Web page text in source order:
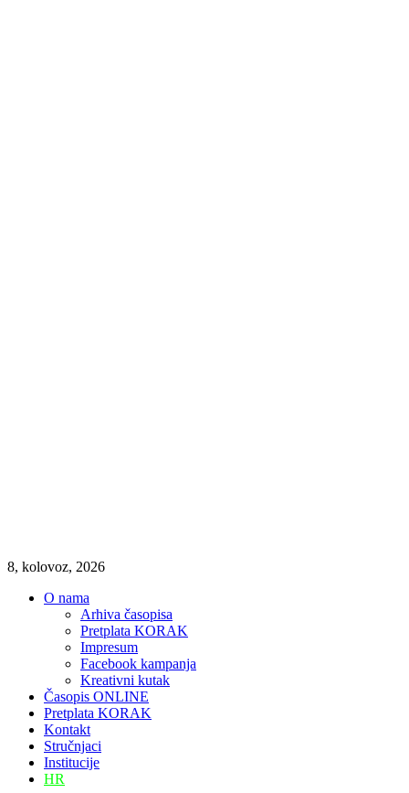
8, kolovoz, 2026
O nama
Arhiva časopisa
Pretplata KORAK
Impresum
Facebook kampanja
Kreativni kutak
Časopis ONLINE
Pretplata KORAK
Kontakt
Stručnjaci
Institucije
HR